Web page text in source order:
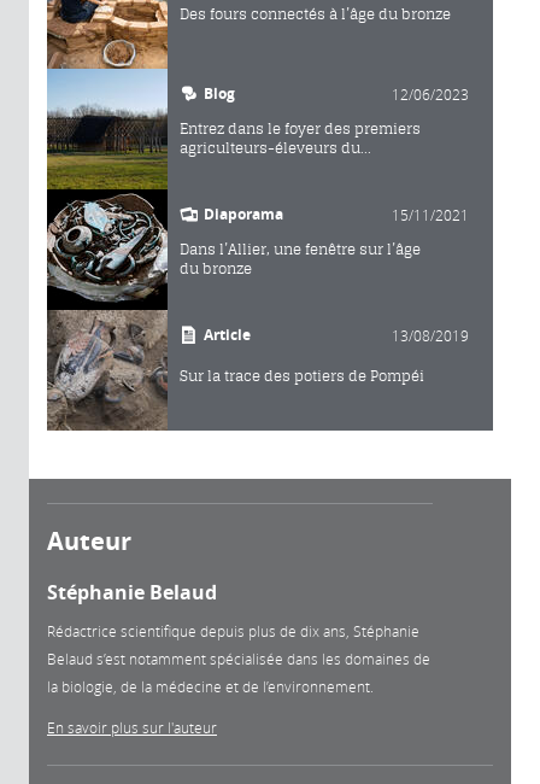
Des fours connectés à l’âge du bronze
Blog 12/06/2023
Entrez dans le foyer des premiers
agriculteurs-éleveurs du...
Diaporama 15/11/2021
Dans l’Allier, une fenêtre sur l’âge
du bronze
Article 13/08/2019
Sur la trace des potiers de Pompéi
Auteur
Stéphanie Belaud
Rédactrice scientifique depuis plus de dix ans, Stéphanie
Belaud s’est notamment spécialisée dans les domaines de
la biologie, de la médecine et de l’environnement.
En savoir plus sur l'auteur